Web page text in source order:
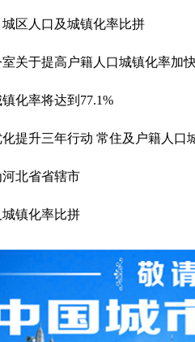
区人口及城镇化率比拼
室关于提高户籍人口城镇化率
化率将达到77.1%
提升三年行动 常住及户籍人口
北省省辖市
镇化率比拼